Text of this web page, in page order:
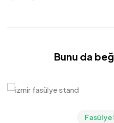
Bunu da
Fasülye